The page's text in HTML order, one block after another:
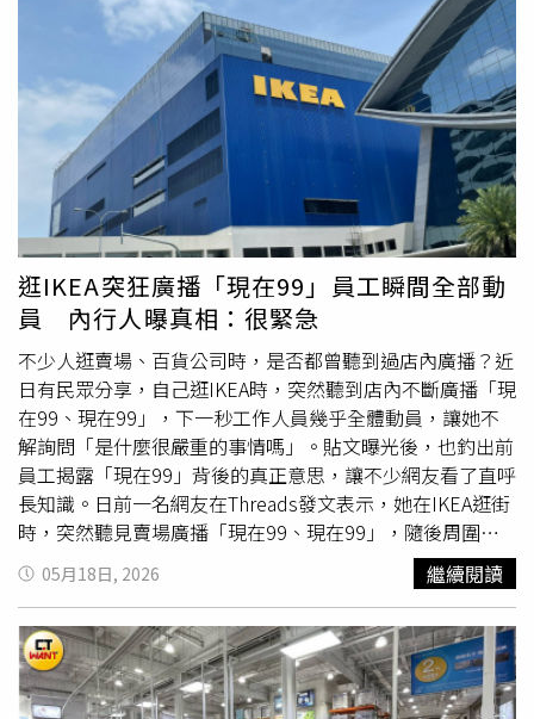
域，4樓則為停車場；另外B棟及C棟也將作為立體停車設施
使用。未來完工後，不僅可提供更大的購物空間，也將成為
全台規模最大的好市多賣場。此外，新據點停車空間同步擴
增，預計將擁有全台最多的汽車及機車停車位。從先前曝光
的工程畫面可見，好市多經典紅藍色招牌已陸續掛上外牆，
顯示整體工程正持續推進。除了高雄新店計畫外，好市多在
台南的第二家分店也有新進展。據了解，台南二店目前已完
成簽約程序，基地確定落腳於東區生產路與崇聖路口一帶，
成為好市多在台南的第二個營運據點。由於基地鄰近鐵路地
下化後預計增設的南台南車站，相關規劃也特別考量未來交
通動線。為降低排隊車流對周邊道路的影響，賣場將採取內
縮設計，並規劃約500坪開放空間及170坪公益空間，以兼
顧交通及公共使用需求。值得注意的是，台南二店未來還將
設置南台灣首座好市多加油站，成為此次展店計畫的一大亮
點。相關工程預計於2028年完工啟用，屆時將進一步擴大
好市多在南部市場的服務量能。
逛IKEA突狂廣播「現在99」員工瞬間全部動
員 內行人曝真相：很緊急
不少人逛賣場、百貨公司時，是否都曾聽到過店內廣播？近
日有民眾分享，自己逛IKEA時，突然聽到店內不斷廣播「現
在99、現在99」，下一秒工作人員幾乎全體動員，讓她不
解詢問「是什麼很嚴重的事情嗎」。貼文曝光後，也釣出前
員工揭露「現在99」背後的真正意思，讓不少網友看了直呼
長知識。日前一名網友在Threads發文表示，她在IKEA逛街
時，突然聽見賣場廣播「現在99、現在99」，隨後周圍工
作人員立刻全部動了起來，讓她忍不住好奇「是什麼很嚴重
的事情嗎？」貼文曝光後引發熱議，有曾經在IKEA工作過的
員工現身解答，表示「99」其實是店內的「兒童走失警
報」，屬於非常少見的緊急狀況，一旦出現「99」代號，員
工需要全體動員，加強所有出入口管制，保全也會站在門口
檢查進出人員，直到找到小孩為止，「許多大型賣場都是同
05月18日, 2026 繼續閱讀